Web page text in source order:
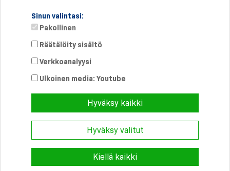
Suora yhteys
Puhelin: +358 46 8757704
© 2026 Schmersal Finland · Julkaisutiedot·
·
Tietosuoja
Sinun valintasi:
Pakollinen
Räätälöity sisältö
Verkkoanalyysi
Ulkoinen media: Youtube
Hyväksy kaikki
Hyväksy valitut
Kiellä kaikki